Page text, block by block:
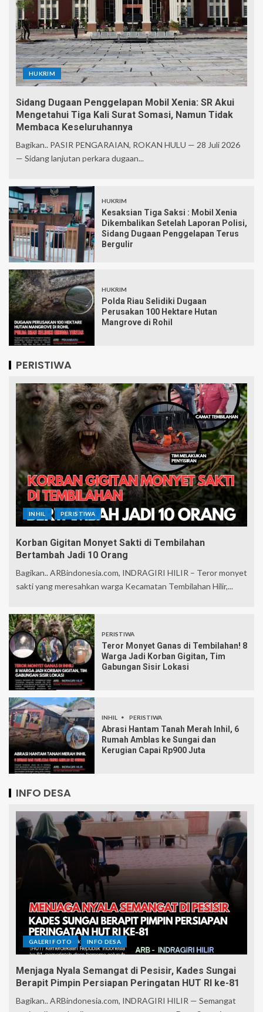
HUKRIM
Sidang Dugaan Penggelapan Mobil Xenia: SR Akui
Mengetahui Tiga Kali Surat Somasi, Namun Tidak
Membaca Keseluruhannya
Bagikan.. PASIR PENGARAIAN, ROKAN HULU — 28 Juli 2026
— Sidang lanjutan perkara dugaan...
HUKRIM
Kesaksian Tiga Saksi : Mobil Xenia
Dikembalikan Setelah Laporan Polisi,
Sidang Dugaan Penggelapan Terus
Bergulir
HUKRIM
Polda Riau Selidiki Dugaan
Perusakan 100 Hektare Hutan
Mangrove di Rohil
PERISTIWA
INHIL PERISTIWA
Korban Gigitan Monyet Sakti di Tembilahan
Bertambah Jadi 10 Orang
Bagikan.. ARBindonesia.com, INDRAGIRI HILIR – Teror monyet
sakti yang meresahkan warga Kecamatan Tembilahan Hilir,...
PERISTIWA
Teror Monyet Ganas di Tembilahan! 8
Warga Jadi Korban Gigitan, Tim
Gabungan Sisir Lokasi
INHIL PERISTIWA
Abrasi Hantam Tanah Merah Inhil, 6
Rumah Amblas ke Sungai dan
Kerugian Capai Rp900 Juta
INFO DESA
GALERI FOTO INFO DESA
Menjaga Nyala Semangat di Pesisir, Kades Sungai
Berapit Pimpin Persiapan Peringatan HUT RI ke-81
Bagikan.. ARBindonesia.com, INDRAGIRI HILIR — Semangat